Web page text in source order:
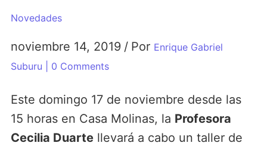
Novedades
noviembre 14, 2019 / Por Enrique Gabriel
Suburu
| 0 Comments
Este domingo 17 de noviembre desde las
15 horas en Casa Molinas, la Profesora
Cecilia Duartellevará a cabo un taller de